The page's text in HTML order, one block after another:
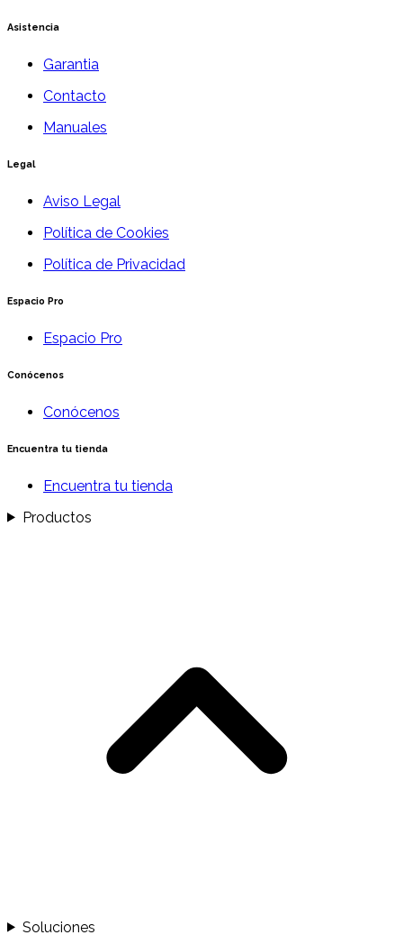
Asistencia
Garantia
Contacto
Manuales
Legal
Aviso Legal
Política de Cookies
Política de Privacidad
Espacio Pro
Espacio Pro
Conócenos
Conócenos
Encuentra tu tienda
Encuentra tu tienda
Productos
Soluciones